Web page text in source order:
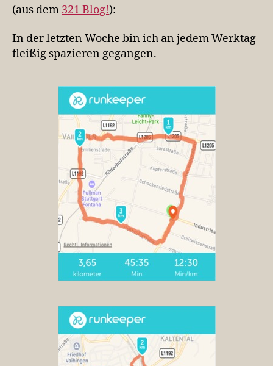
abnehmen
(aus dem 321 Blog!):
In der letzten Woche bin ich an jedem Werktag
fleißig spazieren gegangen.